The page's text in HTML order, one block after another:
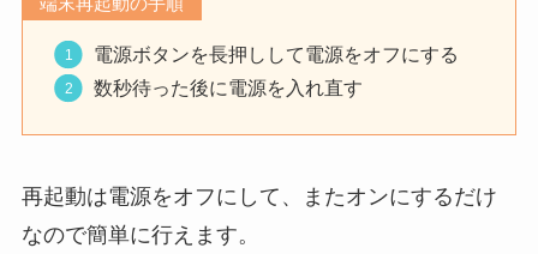
電源ボタンを長押しして電源をオフにする
数秒待った後に電源を入れ直す
再起動は電源をオフにして、またオンにするだけ
なので簡単に行えます。